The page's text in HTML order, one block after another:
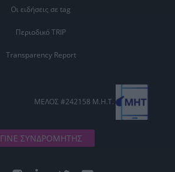
Οι ειδήσεις σε tag
Περιοδικό TRIP
Transparency Report
ΓΙΝΕ ΣΥΝΔΡΟΜΗΤΗΣ
ΜΕΛΟΣ #242158 Μ.Η.Τ.